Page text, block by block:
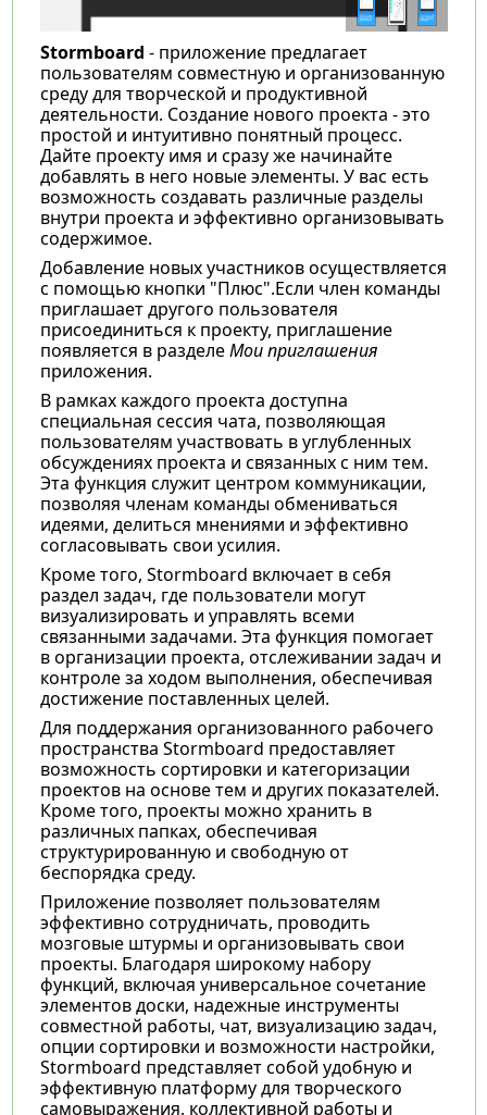
Stormboard - приложение предлагает
пользователям совместную и организованную
среду для творческой и продуктивной
деятельности. Создание нового проекта - это
простой и интуитивно понятный процесс.
Дайте проекту имя и сразу же начинайте
добавлять в него новые элементы. У вас есть
возможность создавать различные разделы
внутри проекта и эффективно организовывать
содержимое.
Добавление новых участников осуществляется
с помощью кнопки "Плюс".Если член команды
приглашает другого пользователя
присоединиться к проекту, приглашение
появляется в разделеМои приглашения
приложения.
В рамках каждого проекта доступна
специальная сессия чата, позволяющая
пользователям участвовать в углубленных
обсуждениях проекта и связанных с ним тем.
Эта функция служит центром коммуникации,
позволяя членам команды обмениваться
идеями, делиться мнениями и эффективно
согласовывать свои усилия.
Кроме того, Stormboard включает в себя
раздел задач, где пользователи могут
визуализировать и управлять всеми
связанными задачами. Эта функция помогает
в организации проекта, отслеживании задач и
контроле за ходом выполнения, обеспечивая
достижение поставленных целей.
Для поддержания организованного рабочего
пространства Stormboard предоставляет
возможность сортировки и категоризации
проектов на основе тем и других показателей.
Кроме того, проекты можно хранить в
различных папках, обеспечивая
структурированную и свободную от
беспорядка среду.
Приложение позволяет пользователям
эффективно сотрудничать, проводить
мозговые штурмы и организовывать свои
проекты. Благодаря широкому набору
функций, включая универсальное сочетание
элементов доски, надежные инструменты
совместной работы, чат, визуализацию задач,
опции сортировки и возможности настройки,
Stormboard представляет собой удобную и
эффективную платформу для творческого
самовыражения, коллективной работы и